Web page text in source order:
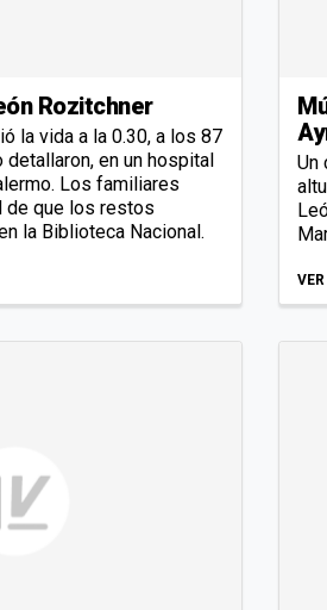
Rozitchner
la vida a la 0.30, a los 87
en un hospital
Los familiares
de que los restos
la Biblioteca Nacional.
Un